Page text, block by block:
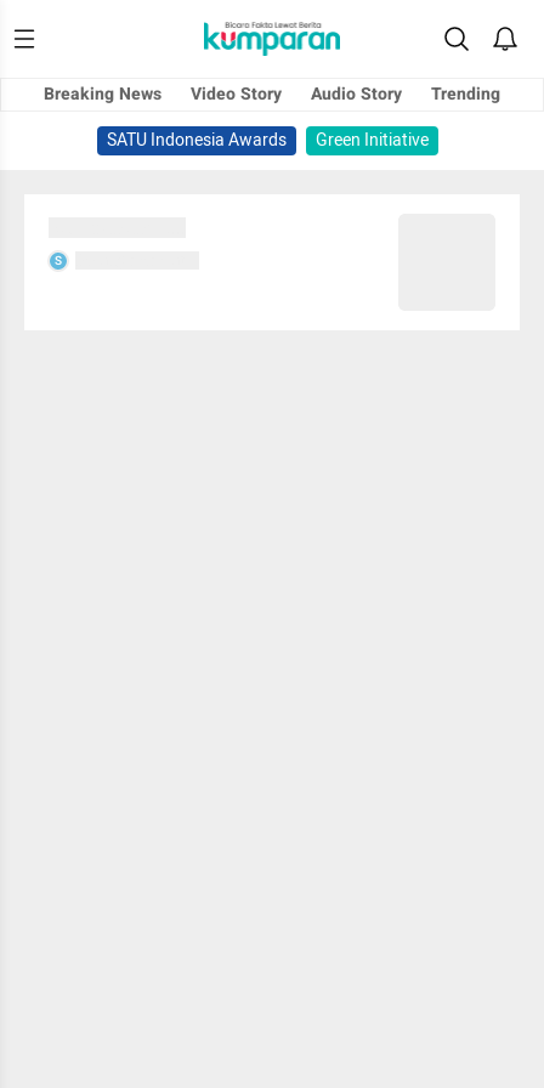
Breaking News Video Story Audio Story
Trending
SATU Indonesia Awards
Green Initiative
S